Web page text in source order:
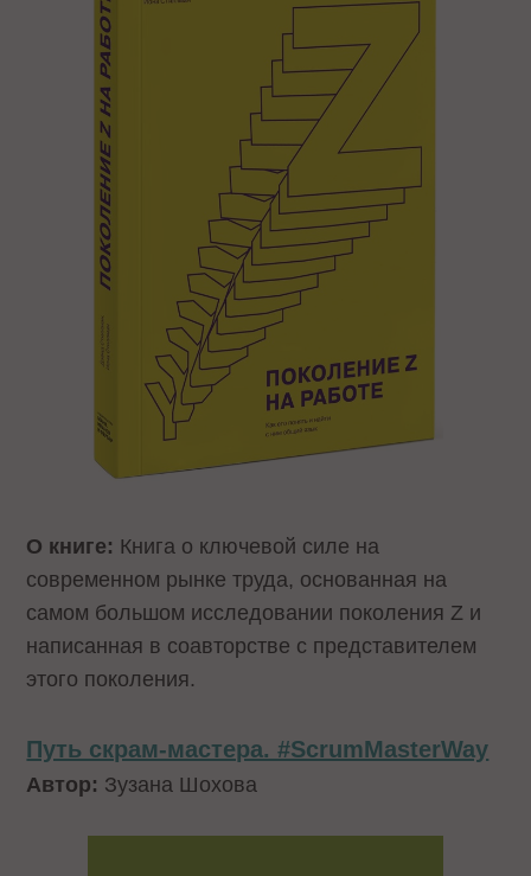
О книге: Книга о ключевой силе на
современном рынке труда, основанная на
самом большом исследовании поколения Z и
написанная в соавторстве с представителем
этого поколения.
Путь скрам-мастера. #ScrumMasterWay
Автор: Зузана Шохова